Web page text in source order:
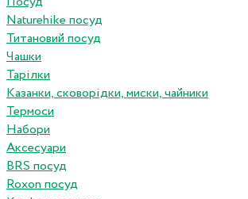
Naturehike посуд
Титановий посуд
Чашки
Тарілки
Казанки, сковорідки, миски, чайники
Термоси
Набори
Аксесуари
BRS посуд
Roxon посуд